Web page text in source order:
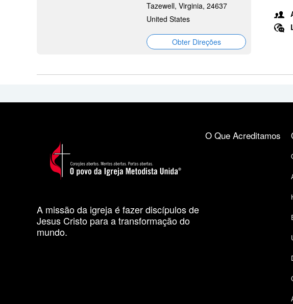
Tazewell, Virginia, 24637
United States
Obter Direções
A missão da igreja é fazer discípulos de
Jesus Cristo para a transformação do
mundo.
O Que Acreditamos